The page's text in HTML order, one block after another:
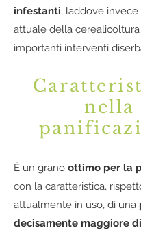
infestanti, laddove invece
attuale della
importanti interventi
nella
È un grano ottimo per la
con la caratteristica,
attualmente in uso, di una
decisamente maggiore